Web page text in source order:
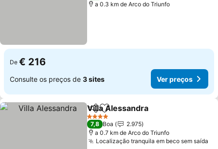
a 0.3 km de Arco do Triunfo
De € 216
Consulte os preços de 3 sites Ver preços
PartilharAdicionar aos favoritos
Villa Alessandra
4 Estrelas
7,8 Boa
2.975
a 0.7 km de Arco do Triunfo
Localização tranquila em beco sem saída